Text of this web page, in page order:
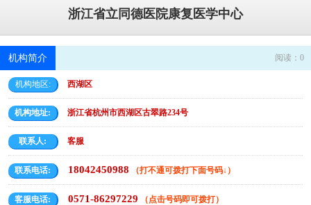
浙江省立同德医院康复医学中心
机构简介 阅读： 0
机构地区: 西湖区
机构地址: 浙江省杭州市西湖区古翠路234号
联系人: 客服
联系电话: 18042450988 （打不通可拨打下面号码↓）
客服电话: 0571-86297229 （点击号码即可拨打）